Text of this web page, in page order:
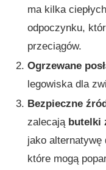
ma kilka
odpoczynku,
przeciągów.
Ogrzewane
legowiska dla
Bezpieczne
zalecają butelki
jako
które mogą